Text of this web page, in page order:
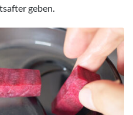
geben.